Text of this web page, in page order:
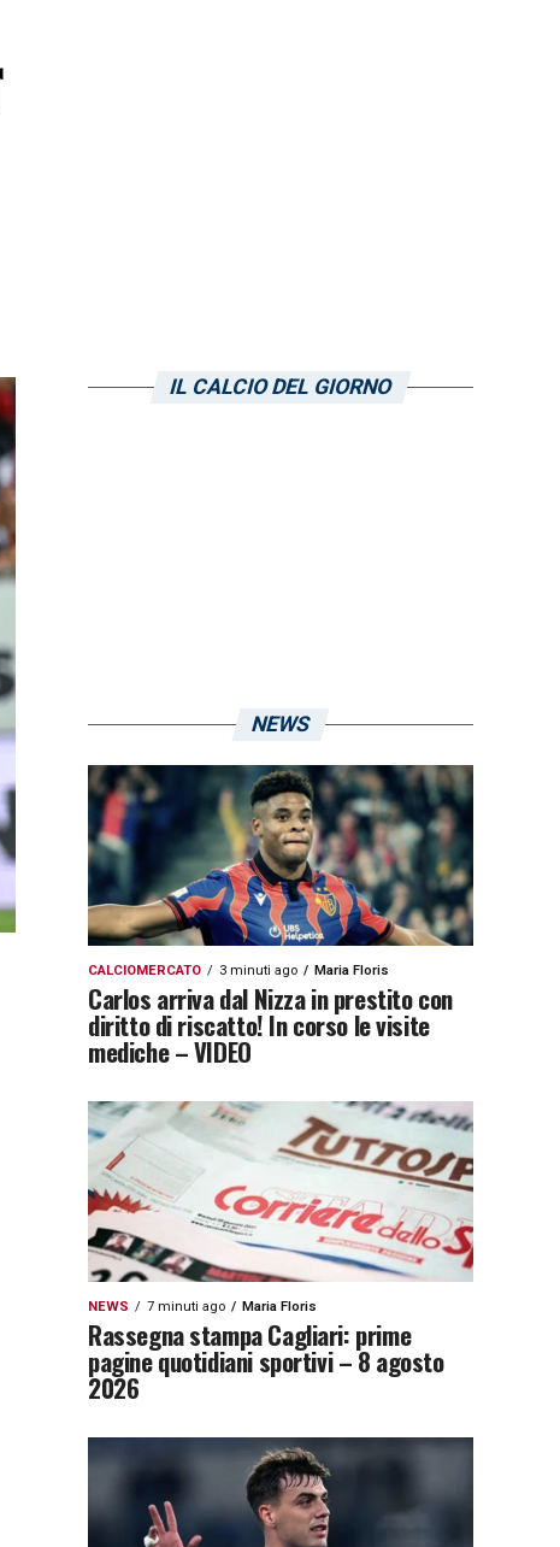
IL CALCIO DEL GIORNO
NEWS
CALCIOMERCATO 3 minuti ago Maria Floris
Carlos arriva dal Nizza in prestito con
diritto di riscatto! In corso le visite
mediche – VIDEO
NEWS 7 minuti ago Maria Floris
Rassegna stampa Cagliari: prime
pagine quotidiani sportivi – 8 agosto
2026